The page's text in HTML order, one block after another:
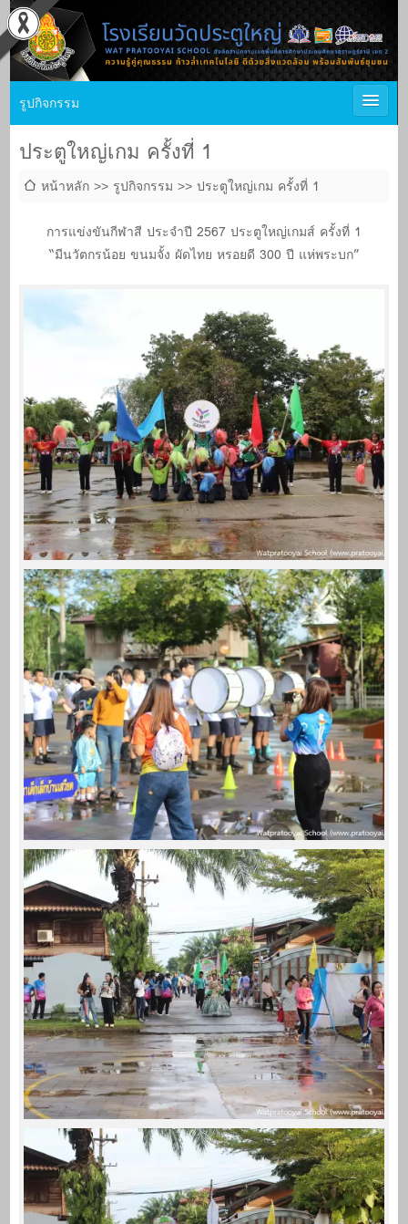
รูปกิจกรรม
ประตูใหญ่เกม ครั้งที่ 1
หน้าหลัก รูปกิจกรรม ประตูใหญ่เกม ครั้งที่ 1
การแข่งขันกีฬาสี ประจำปี 2567 ประตูใหญ่เกมส์ ครั้งที่ 1
“มีนวัตกรน้อย ขนมจั้ง ผัดไทย หรอยดี 300 ปี แห่พระบก”